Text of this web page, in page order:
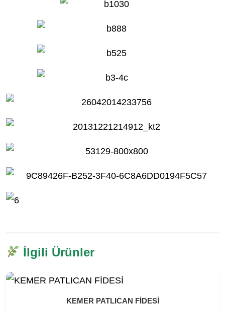
İlgili Ürünler
KEMER PATLICAN FİDESİ